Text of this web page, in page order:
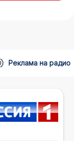
Реклама на радио